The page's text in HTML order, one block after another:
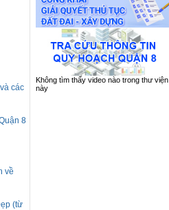
các
8
về
(từ
■QUẬN 8 TIẾP XÚC, ĐỐI
THOẠI VỚI DOANH NGHIỆP
TRÊN ĐỊA BÀN NĂM 2025
(05/06)
Không tìm thấy video nào trong thư viện
này